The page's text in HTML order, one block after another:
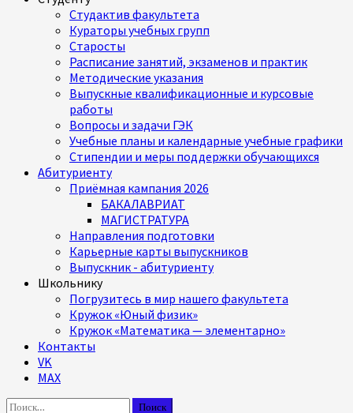
Студактив факультета
Кураторы учебных групп
Старосты
Расписание занятий, экзаменов и практик
Методические указания
Выпускные квалификационные и курсовые
работы
Вопросы и задачи ГЭК
Учебные планы и календарные учебные графики
Стипендии и меры поддержки обучающихся
Абитуриенту
Приёмная кампания 2026
БАКАЛАВРИАТ
МАГИСТРАТУРА
Направления подготовки
Карьерные карты выпускников
Выпускник - абитуриенту
Школьнику
Погрузитесь в мир нашего факультета
Кружок «Юный физик»
Кружок «Математика — элементарно»
Контакты
VK
MAX
Найти: